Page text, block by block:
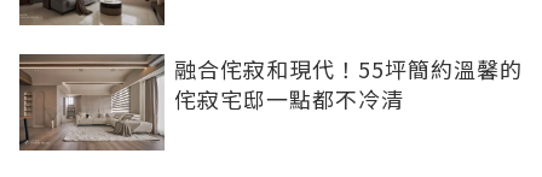
融合侘寂和現代！55坪簡約溫馨的
侘寂宅邸一點都不冷清